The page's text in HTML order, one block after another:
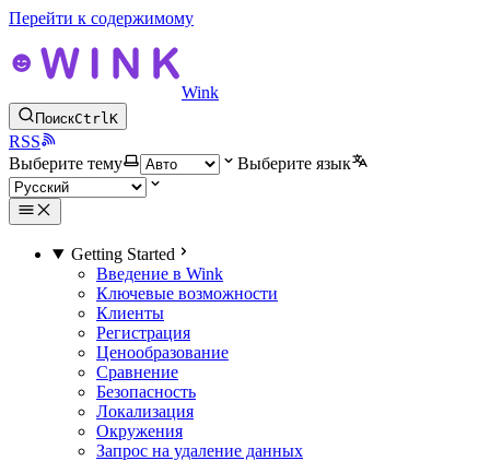
Перейти к содержимому
Wink
ПоискCtrlK
RSS
Выберите тему
Выберите язык
Getting Started
Введение в Wink
Ключевые возможности
Клиенты
Регистрация
Ценообразование
Сравнение
Безопасность
Локализация
Окружения
Запрос на удаление данных